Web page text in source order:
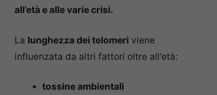
all’età e alle varie crisi.
La lunghezza dei telomeri viene
influenzata da altri fattori oltre all’età:
tossine ambientali